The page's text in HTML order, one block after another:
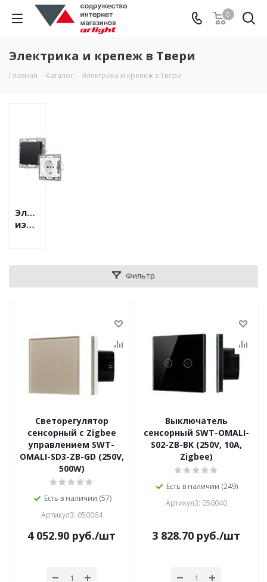
0
Электрика и крепеж в Твери
Главная - Каталог - Электрика и крепеж в Твери
Электроустановочные
изделия
Фильтр
Светорегулятор
сенсорный с Zigbee
управлением SWT-
OMALI-SD3-ZB-GD (250V,
500W)
Есть в наличии (57)
Артикул3: 050064
4 052.90 руб./шт
Выключатель
сенсорный SWT-OMALI-
S02-ZB-BK (250V, 10A,
Zigbee)
Есть в наличии (249)
Артикул3: 050040
3 828.70 руб./шт